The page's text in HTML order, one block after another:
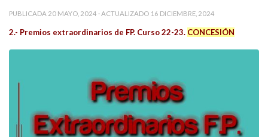
PUBLICADA 20 MAYO, 2024 · ACTUALIZADO 16 DICIEMBRE, 2024
2.- Premios extraordinarios de FP. Curso 22-23. CONCESIÓN